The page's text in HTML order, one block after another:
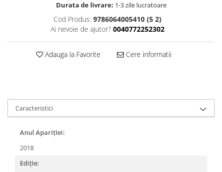
Durata de livrare: 1-3 zile lucratoare
Cod Produs: 9786064005410 (5 2)
Ai nevoie de ajutor? 0040772252302
Adauga la Favorite Cere informatii
Caracteristici
Anul AparițIei:
2018
EdițIe: